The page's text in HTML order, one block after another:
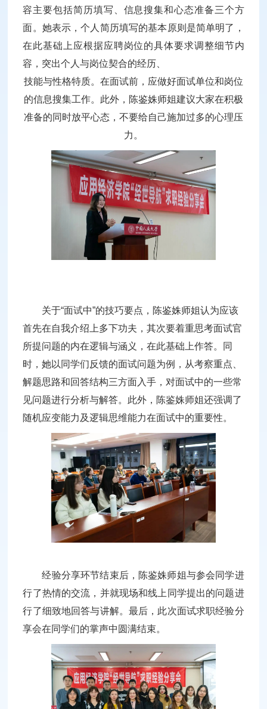
容主要包括简历填写、信息搜集和心态准备三个方
面。她表示，个人简历填写的基本原则是简单明了，
在此基础上应根据应聘岗位的具体要求调整细节内
容，突出个人与岗位契合的经历、
技能与性格特质。在面试前，应做好面试单位和岗位
的信息搜集工作。此外，陈鉴姝师姐建议大家在积极
准备的同时放平心态，不要给自己施加过多的心理压
力。
关于“面试中”的技巧要点，陈鉴姝师姐认为应该
首先在自我介绍上多下功夫，其次要着重思考面试官
所提问题的内在逻辑与涵义，在此基础上作答。同
时，她以同学们反馈的面试问题为例，从考察重点、
解题思路和回答结构三方面入手，对面试中的一些常
见问题进行分析与解答。此外，陈鉴姝师姐还强调了
随机应变能力及逻辑思维能力在面试中的重要性。
经验分享环节结束后，陈鉴姝师姐与参会同学进
行了热情的交流，并就现场和线上同学提出的问题进
行了细致地回答与讲解。最后，此次面试求职经验分
享会在同学们的掌声中圆满结束。